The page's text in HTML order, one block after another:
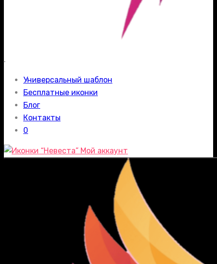
.
Универсальный шаблон
Бесплатные иконки
Блог
Контакты
0
Мой аккаунт